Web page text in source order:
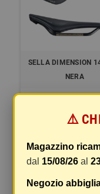
SELLA DIMENSION
NERA
51,35 €
⚠️
Magazzino
dal 15/08/26 al
Negozio